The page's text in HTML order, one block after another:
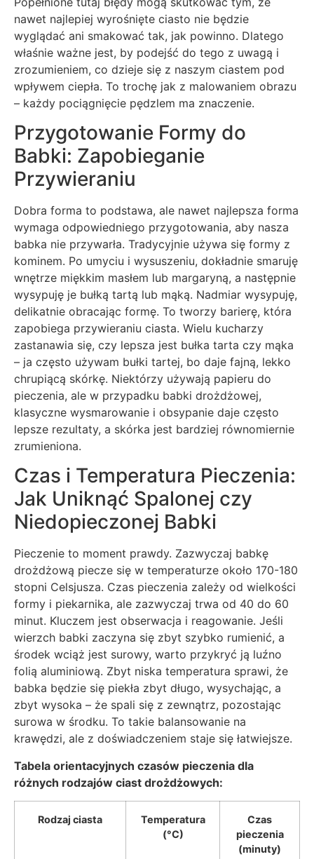
nawet najlepiej wyrośnięte ciasto nie będzie
wyglądać ani smakować tak, jak powinno. Dlatego
właśnie ważne jest, by podejść do tego z uwagą i
zrozumieniem, co dzieje się z naszym ciastem pod
wpływem ciepła. To trochę jak z malowaniem obrazu
– każdy pociągnięcie pędzlem ma znaczenie.
Przygotowanie Formy do
Babki: Zapobieganie
Przywieraniu
Dobra forma to podstawa, ale nawet najlepsza forma
wymaga odpowiedniego przygotowania, aby nasza
babka nie przywarła. Tradycyjnie używa się formy z
kominem. Po umyciu i wysuszeniu, dokładnie smaruję
wnętrze miękkim masłem lub margaryną, a następnie
wysypuję je bułką tartą lub mąką. Nadmiar wysypuję,
delikatnie obracając formę. To tworzy barierę, która
zapobiega przywieraniu ciasta. Wielu kucharzy
zastanawia się, czy lepsza jest bułka tarta czy mąka
– ja często używam bułki tartej, bo daje fajną, lekko
chrupiącą skórkę. Niektórzy używają papieru do
pieczenia, ale w przypadku babki drożdżowej,
klasyczne wysmarowanie i obsypanie daje często
lepsze rezultaty, a skórka jest bardziej równomiernie
zrumieniona.
Czas i Temperatura Pieczenia:
Jak Uniknąć Spalonej czy
Niedopieczonej Babki
Pieczenie to moment prawdy. Zazwyczaj babkę
drożdżową piecze się w temperaturze około 170-180
stopni Celsjusza. Czas pieczenia zależy od wielkości
formy i piekarnika, ale zazwyczaj trwa od 40 do 60
minut. Kluczem jest obserwacja i reagowanie. Jeśli
wierzch babki zaczyna się zbyt szybko rumienić, a
środek wciąż jest surowy, warto przykryć ją luźno
folią aluminiową. Zbyt niska temperatura sprawi, że
babka będzie się piekła zbyt długo, wysychając, a
zbyt wysoka – że spali się z zewnątrz, pozostając
surowa w środku. To takie balansowanie na
krawędzi, ale z doświadczeniem staje się łatwiejsze.
Tabela orientacyjnych czasów pieczenia dla
różnych rodzajów ciast drożdżowych:
Rodzaj ciasta
Temperatura
(°C)
Czas
pieczenia
(minuty)